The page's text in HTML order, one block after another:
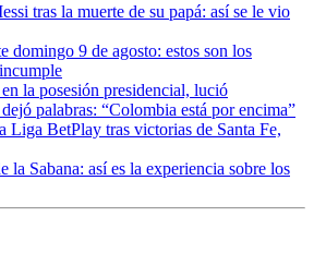
tras la muerte de su papá: así se le vio
domingo 9 de agosto: estos son los
la posesión presidencial, lució
palabras: “Colombia está por encima”
Liga BetPlay tras victorias de Santa Fe,
la Sabana: así es la experiencia sobre los